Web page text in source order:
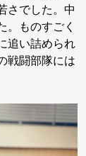
さでした。中
。ものすごく
追い詰められ
戦闘部隊には